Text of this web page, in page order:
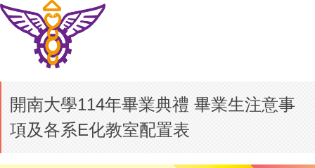
開南大學114年畢業典禮 畢業生注意事
項及各系E化教室配置表